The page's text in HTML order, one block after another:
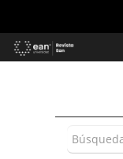
Contenido
principal